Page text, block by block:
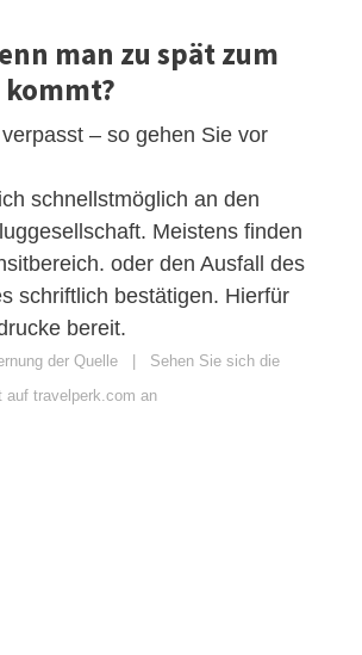
man zu spät zum
– so gehen Sie vor
schnellstmöglich an den
Meistens finden
oder den Ausfall des
schriftlich bestätigen. Hierfür
bereit.
der Quelle | Sehen Sie sich die
auf travelperk.com an